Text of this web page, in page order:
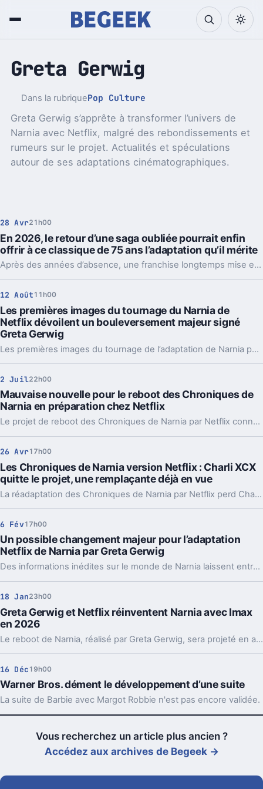
Greta Gerwig
Dans la rubriquePop Culture
Greta Gerwig s’apprête à transformer l’univers de
Narnia avec Netflix, malgré des rebondissements et
rumeurs sur le projet. Actualités et spéculations
autour de ses adaptations cinématographiques.
28 Avr21h00
En 2026, le retour d’une saga oubliée pourrait enfin
offrir à ce classique de 75 ans l’adaptation qu’il mérite
Après des années d’absence, une franchise longtemps mise en veille prépare son grand retour pour 2026. Ce projet relance l’espoir de voir un classique vieux de 75 ans enfin adapté à sa juste valeur.
12 Août 11h00
Les premières images du tournage du Narnia de
Netflix dévoilent un bouleversement majeur signé
Greta Gerwig
Les premières images du tournage de l’adaptation de Narnia par Greta Gerwig, produite par Netflix, montrent un changement majeur dans cette nouvelle version très attendue de la célèbre saga fantastique.
2 Juil22h00
Mauvaise nouvelle pour le reboot des Chroniques de
Narnia en préparation chez Netflix
Le projet de reboot des Chroniques de Narnia par Netflix connaît un revers inattendu, mettant en pause l’avancée du développement et suscitant des interrogations sur la date de lancement ou la faisabilité de cette adaptation très attendue.
26 Avr17h00
Les Chroniques de Narnia version Netflix : Charli XCX
quitte le projet, une remplaçante déjà en vue
La réadaptation des Chroniques de Narnia par Netflix perd Charli XCX, mais a déjà un remplaçant potentiel en tête.
6 Fév17h00
Un possible changement majeur pour l’adaptation
Netflix de Narnia par Greta Gerwig
Des informations inédites sur le monde de Narnia laissent entrevoir un changement majeur pour l'adaptation Netflix de Greta Gerwig.
18 Jan23h00
Greta Gerwig et Netflix réinventent Narnia avec Imax
en 2026
Le reboot de Narnia, réalisé par Greta Gerwig, sera projeté en avant-première dans les salles de cinéma Imax deux semaines avant sa sortie sur Netflix.
16 Déc 19h00
Warner Bros. dément le développement d’une suite
La suite de Barbie avec Margot Robbie n'est pas encore validée.
Vous recherchez un article plus ancien ?
Accédez aux archives de Begeek →